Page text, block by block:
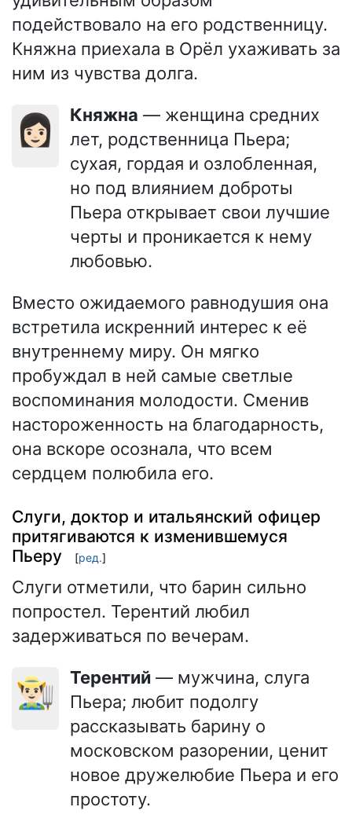
подействовало на его родственницу.
Княжна приехала в Орёл ухаживать за
ним из чувства долга.
👩🏻 Княжна — женщина средних
лет, родственница Пьера;
сухая, гордая и озлобленная,
но под влиянием доброты
Пьера открывает свои лучшие
черты и проникается к нему
любовью.
Вместо ожидаемого равнодушия она
встретила искренний интерес к её
внутреннему миру. Он мягко
пробуждал в ней самые светлые
воспоминания молодости. Сменив
настороженность на благодарность,
она вскоре осознала, что всем
сердцем полюбила его.
Слуги, доктор и итальянский офицер
притягиваются к изменившемуся
Пьеру
[ред.]
Слуги отметили, что барин сильно
попростел. Терентий любил
задерживаться по вечерам.
👨🏻‍🌾 Терентий — мужчина, слуга
Пьера; любит подолгу
рассказывать барину о
московском разорении, ценит
новое дружелюбие Пьера и его
простоту.